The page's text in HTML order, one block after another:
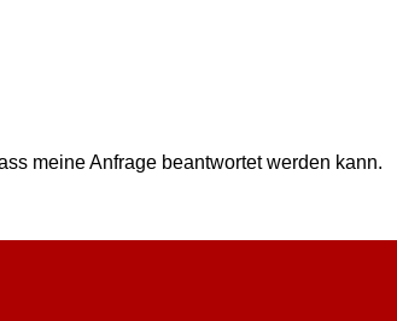
meine Anfrage beantwortet werden kann.